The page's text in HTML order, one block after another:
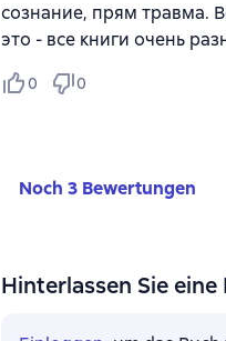
сознание, прям травма.
это - все книги очень
0 0
Noch 3 Bewertungen
Hinterlassen Sie